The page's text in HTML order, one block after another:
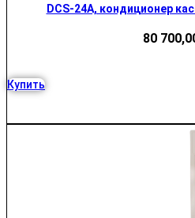
DCS-24A, кондиционер
80
Купить